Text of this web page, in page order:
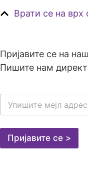
Врати се на врх
Пријавите се на
Пишите нам
E
M
A
L
Пријавите се >